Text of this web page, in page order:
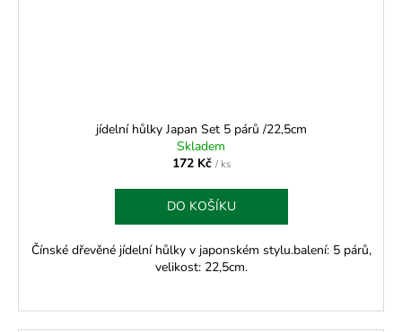
jídelní hůlky Japan Set 5 párů /22,5cm
Skladem
172 Kč / ks
DO KOŠÍKU
Čínské dřevěné jídelní hůlky v japonském stylu.balení: 5 párů,
velikost: 22,5cm.